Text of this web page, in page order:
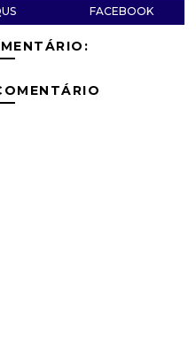
FACEBOOK